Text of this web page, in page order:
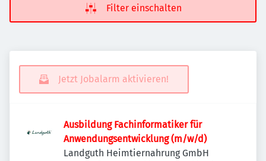
Filter einschalten
Jetzt Jobalarm aktivieren!
Ausbildung Fachinformatiker für
Anwendungsentwicklung (m/w/d)
Landguth Heimtiernahrung GmbH